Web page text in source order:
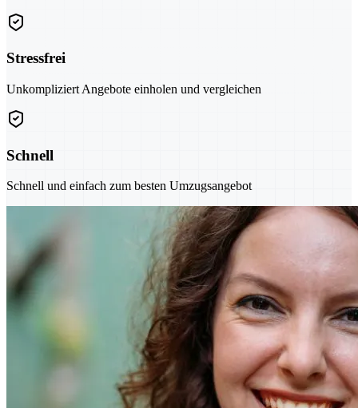
Stressfrei
Unkompliziert Angebote einholen und vergleichen
Schnell
Schnell und einfach zum besten Umzugsangebot